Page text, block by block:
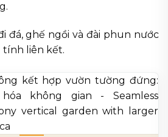
đá, ghế ngồi và đài phun nước
tính liên kết.